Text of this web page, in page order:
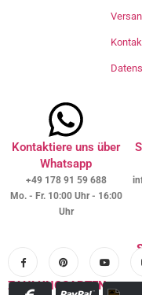
Kontaktiere uns über
Whatsapp
+49 178 91 59 688
Mo. - Fr. 10:00 Uhr - 16:00
Uhr
ZAHLUNGSARTEN